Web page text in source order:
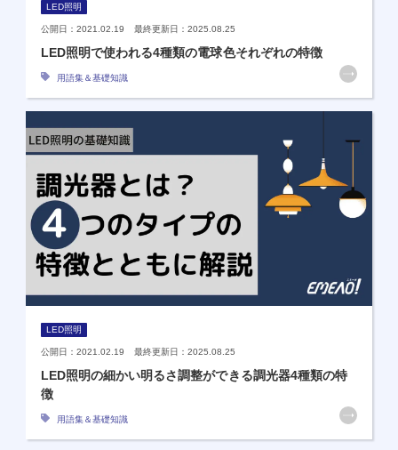
LED照明
公開日：2021.02.19 最終更新日：2025.08.25
LED照明で使われる4種類の電球色それぞれの特徴
用語集＆基礎知識
LED照明
公開日：2021.02.19 最終更新日：2025.08.25
LED照明の細かい明るさ調整ができる調光器4種類の特
徴
用語集＆基礎知識